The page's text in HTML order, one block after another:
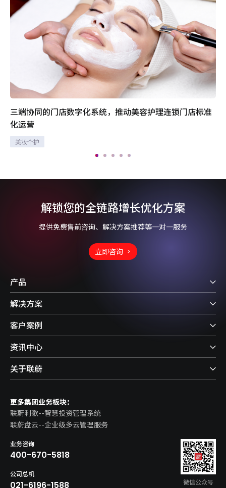
协同的门店数字化系统，推动美容护理连锁门店标准
营
个护
高端
解锁您的全链路增长优化方案
提供免费售前咨询、解决方案推荐等一对一服务
立即咨询
产品
解决方案
客户案例
资讯中心
关于联蔚
更多集团业务板块：
联蔚利歌--智慧投资管理系统
联蔚盘云--企业级多云管理服务
业务咨询
400-670-5818
公司总机
021-6196-1588 微信公众号